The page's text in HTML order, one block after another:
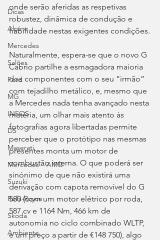
Dicas
Alpine
Mercedes
Salões
Ford
MG
INEOS
DS
Maserati
Mercedes – AMG
Suzuki
Rolls-Royce
Skoda
Ambiente
onde serão aferidas as respetivas
robustez, dinâmica de condução e
fiabilidade nestas exigentes condições.
Naturalmente, espera-se que o novo G
Cabrio partilhe a esmagadora maioria
dos componentes com o seu “irmão”
com tejadilho metálico, e, mesmo que
a Mercedes nada tenha avançado nesta
matéria, um olhar mais atento às
fotografias agora libertadas permite
perceber que o protótipo nas mesmas
presentes monta um motor de
combustão interna. O que poderá ser
sinónimo de que não existirá uma
derivação com capota removível do G
580 (com um motor elétrico por roda,
587 cv e 1164 Nm, 466 km de
autonomia no ciclo combinado WLTP,
e um preço a partir de €148 750), algo